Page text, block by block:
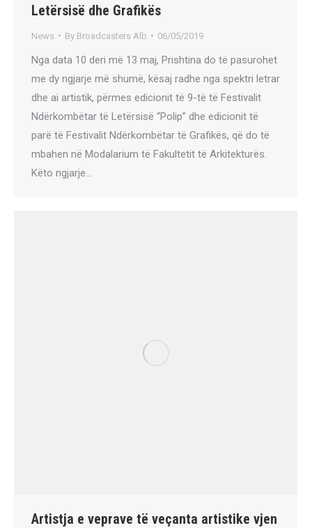
Letërsisë dhe Grafikës
News By Broadcasters Alb 06/05/2019
Nga data 10 deri më 13 maj, Prishtina do të pasurohet
me dy ngjarje më shumë, kësaj radhe nga spektri letrar
dhe ai artistik, përmes edicionit të 9-të të Festivalit
Ndërkombëtar të Letërsisë “Polip” dhe edicionit të
parë të Festivalit Ndërkombëtar të Grafikës, që do të
mbahen në Modalarium të Fakultetit të Arkitekturës.
Këto ngjarje…
Artistja e veprave të veçanta artistike vjen